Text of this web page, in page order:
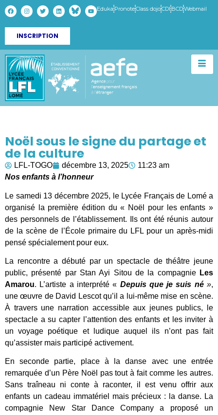
Eduka PronoteClass dojoCDI BCDWebmail
INSCRIPTION
Noël sous le signe du partage et
de la culture
LFL-TOGO décembre 13, 2025
11:23 am
Nos enfants à l’honneur
Le samedi 13 décembre 2025, le Lycée Français de Lomé a
organisé la première édition du « Noël pour les enfants »
des personnels de l’établissement. Ils ont été réunis autour
de la scène de l’École primaire du LFL pour un après-midi
pensé spécialement pour eux.
La rencontre a débuté par un spectacle de théâtre jeune
public, présenté par Stan Ayi Sitou de la compagnie Les
Amarou. L’artiste a interprété « Depuis que je suis né»,
une œuvre de David Lescot qu’il a lui-même mise en scène.
À travers une narration accessible aux jeunes publics, le
spectacle a su capter l’attention des enfants et les inviter à
un voyage poétique et ludique auquel ils n’ont pas fait
qu’assister mais participé activement.
En seconde partie, place à la danse avec une entrée
remarquée d’un Père Noël pas tout à fait comme les autres.
Sans traîneau ni conte à raconter, il est venu offrir aux
enfants un cadeau immatériel mais précieux : la danse. La
compagnie New Star Dance Company a proposé un